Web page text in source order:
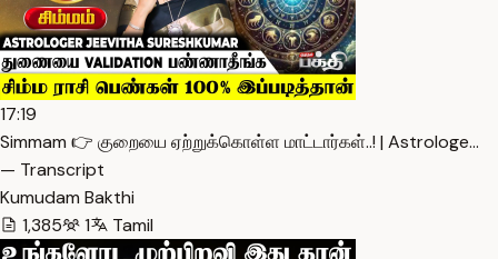
17:19
Simmam 👉 குறையை ஏற்றுக்கொள்ள மாட்டார்கள்..! | Astrologe…
— Transcript
Kumudam Bakthi
1,385
1 Tamil